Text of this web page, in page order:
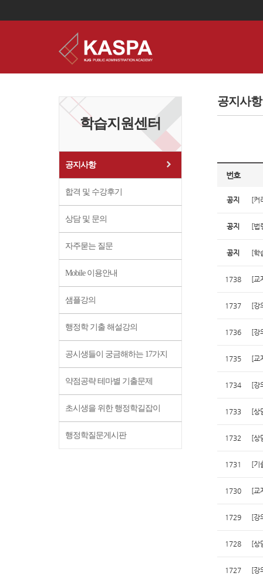
학습지원센터
공지사항
합격 및 수강후기
상담 및 문의
자주묻는 질문
Mobile 이용안내
샘플강의
행정학 기출 해설강의
공시생들이 궁금해하는 17가지
약점공략 테마별 기출문제
초시생을 위한 행정학길잡이
행정학질문게시판
공지사항
번호
공지 [커
공지 [법
공지 [학
1738 [교
1737 [강
1736 [강
1735 [교
1734 [강
1733 [상
1732 [상
1731 [기
1730 [교
1729 [강
1728 [상
1727 [강